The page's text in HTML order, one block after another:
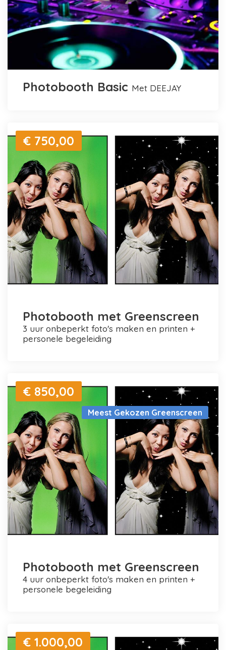
Photobooth Basic met DEEJAY
€ 750,00
Photobooth met Greenscreen
3 uur onbeperkt foto's maken en printen +
personele begeleiding
Meest Gekozen Greenscreen
€ 850,00
Photobooth met Greenscreen
4 uur onbeperkt foto's maken en printen +
personele begeleiding
€ 1.000,00